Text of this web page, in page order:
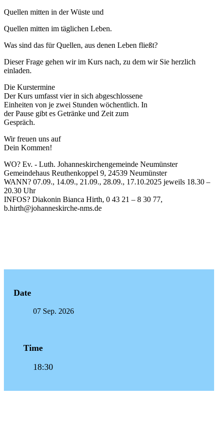
Quellen mitten in der Wüste und
Quellen mitten im täglichen Leben.
Was sind das für Quellen, aus denen Leben fließt?
Dieser Frage gehen wir im Kurs nach, zu dem wir Sie herzlich
einladen.
Die Kurstermine
Der Kurs umfasst vier in sich abgeschlossene
Einheiten von je zwei Stunden wöchentlich. In
der Pause gibt es Getränke und Zeit zum
Gespräch.
Wir freuen uns auf
Dein Kommen!
WO? Ev. - Luth. Johanneskirchengemeinde Neumünster
Gemeindehaus Reuthenkoppel 9, 24539 Neumünster
WANN? 07.09., 14.09., 21.09., 28.09., 17.10.2025 jeweils 18.30 –
20.30 Uhr
INFOS? Diakonin Bianca Hirth, 0 43 21 – 8 30 77,
b.hirth@johanneskirche-nms.de
Date
07 Sep. 2026
Time
18:30